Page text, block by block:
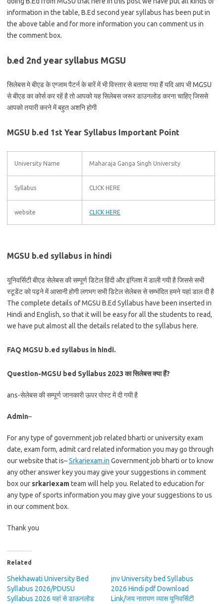
information in the table, B.Ed second year syllabus has been put in
the above table and for more information you can comment us in
the comment box.
b.ed 2nd year syllabus MGSU
सिलेबस मे बीएड के एग्जाम पैटर्न के बारें में भी विस्तार से बताया गया हैं यदि आप भी MGSU
से बीएड का कोर्स कर रहें है तो आपको यह सिलेबस जरूर डाउनलोड करना चाहिए जिससे
आपको तयारी करने में बहुत अशनि होगी
MGSU b.ed 1st Year Syllabus Important Point
University Name Maharaja Ganga Singh University
Syllabus CLICK HERE
website CLICK HERE
MGSU b.ed syllabus in hindi
यूनिवर्सिटी बीएड सेलेबस की सम्पूर्ण डिटेल हिंदी और इंग्लिश में डाली गयी है जिससे सभी
स्टूडेंट को पढ़ने में आसानी होगी लगभग सभी डिटेल सेलेबस से सम्भंदित हमने यहां डाल दी है
The complete details of MGSU B.Ed Syllabus have been inserted in
Hindi and English, so that it will be easy for all the students to read,
we have put almost all the details related to the syllabus here.
FAQ MGSU b.ed syllabus in hindi.
Question-MGSU bed Syllabus 2023 का सिलेबस क्या हैं?
ans-सेलेबस की सम्पूर्ण जानकारी ऊपर पोस्ट में दी गयी है
Admin–
For any type of government job related bharti or university exam
date, exam form, admit card related information you may go through
our website that is–Srkariexam.in Government job bharti or to know
any other answer key you may give your suggestions in comment
box our srkariexamteam will help you. Related to education for
any type of sports information you may give your suggestions to us
in our comment box.
Thank you
Related
Shekhawati University Bed
Syllabus 2026/PDUSU
Syllabus 2026 यहां से डाऊनलोड
jnv University bed Syllabus
2026 Hindi pdf Download
Link/जय नारायण व्यास यूनिवर्सिटी